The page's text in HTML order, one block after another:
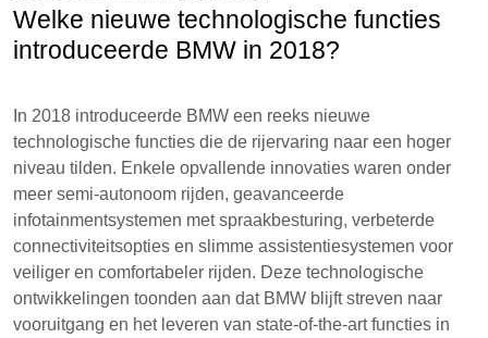
Welke nieuwe technologische functies
introduceerde BMW in 2018?
In 2018 introduceerde BMW een reeks nieuwe
technologische functies die de rijervaring naar een hoger
niveau tilden. Enkele opvallende innovaties waren onder
meer semi-autonoom rijden, geavanceerde
infotainmentsystemen met spraakbesturing, verbeterde
connectiviteitsopties en slimme assistentiesystemen voor
veiliger en comfortabeler rijden. Deze technologische
ontwikkelingen toonden aan dat BMW blijft streven naar
vooruitgang en het leveren van state-of-the-art functies in